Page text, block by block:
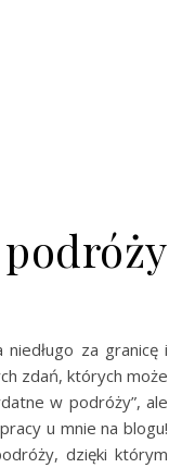
za granicę i
zdań, których może
w podróży”, ale
u mnie na blogu!
dzięki którym